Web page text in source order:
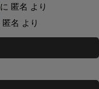
に 匿名 より
匿名 より